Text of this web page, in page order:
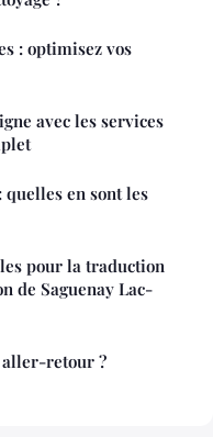
: optimisez vos
avec les services
en sont les
pour la traduction
de Saguenay Lac-
aller-retour ?